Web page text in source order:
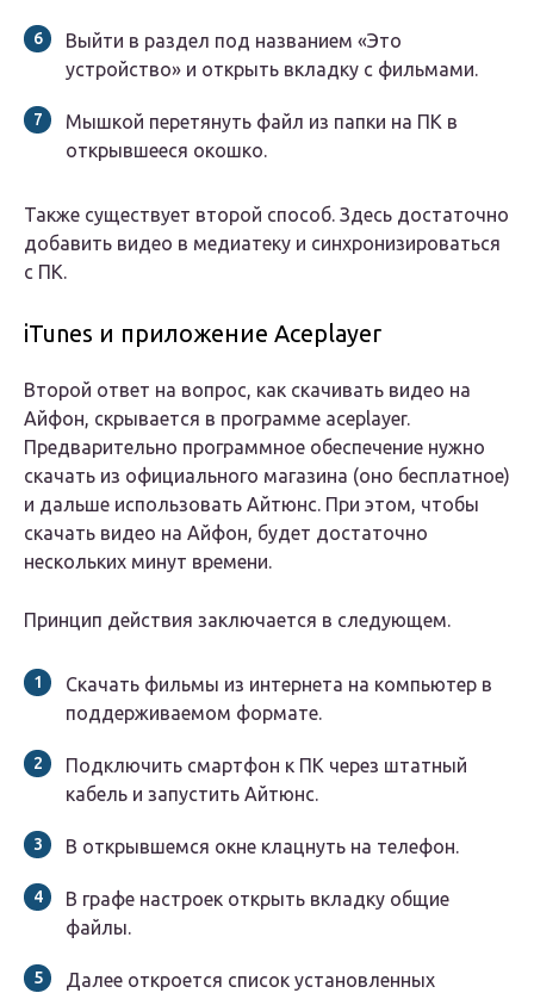
Выйти в раздел под названием «Это
устройство» и открыть вкладку с фильмами.
Мышкой перетянуть файл из папки на ПК в
открывшееся окошко.
Также существует второй способ. Здесь достаточно
добавить видео в медиатеку и синхронизироваться
с ПК.
iTunes и приложение Aceplayer
Второй ответ на вопрос, как скачивать видео на
Айфон, скрывается в программе aceplayer.
Предварительно программное обеспечение нужно
скачать из официального магазина (оно бесплатное)
и дальше использовать Айтюнс. При этом, чтобы
скачать видео на Айфон, будет достаточно
нескольких минут времени.
Принцип действия заключается в следующем.
Скачать фильмы из интернета на компьютер в
поддерживаемом формате.
Подключить смартфон к ПК через штатный
кабель и запустить Айтюнс.
В открывшемся окне клацнуть на телефон.
В графе настроек открыть вкладку общие
файлы.
Далее откроется список установленных